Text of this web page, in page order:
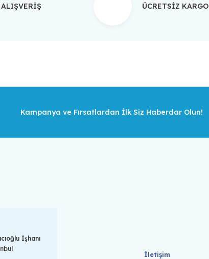
ÜCRETSİZ KARGO
Kampanya ve Fırsatlardan İlk Siz Haberdar Olun!
İşhanı
İletişim